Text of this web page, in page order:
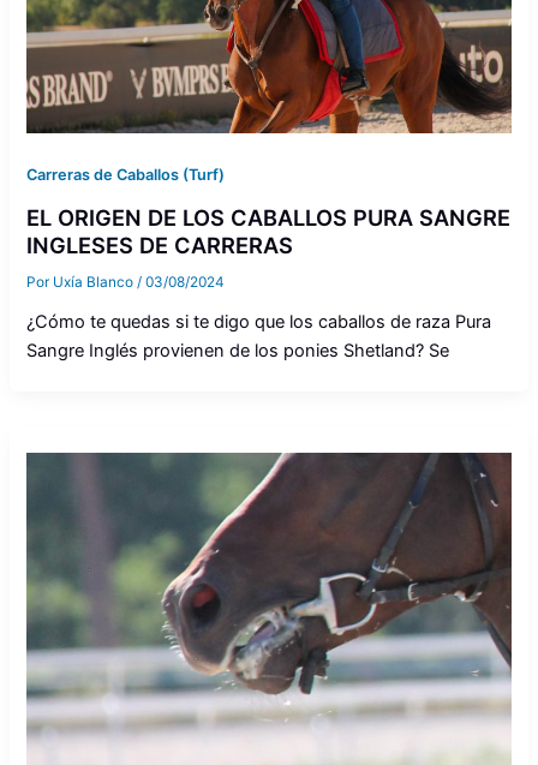
Carreras de Caballos (Turf)
EL ORIGEN DE LOS CABALLOS PURA SANGRE
INGLESES DE CARRERAS
Por Uxía Blanco/03/08/2024
¿Cómo te quedas si te digo que los caballos de raza Pura
Sangre Inglés provienen de los ponies Shetland? Se